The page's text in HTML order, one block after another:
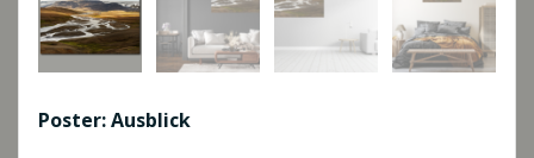
Poster: Ausblick